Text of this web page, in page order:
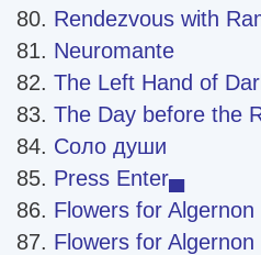
Rendezvous with
Neuromante
The Left Hand of
The Day before the
Соло души
Press Enter▄
Flowers for Algernon
Flowers for